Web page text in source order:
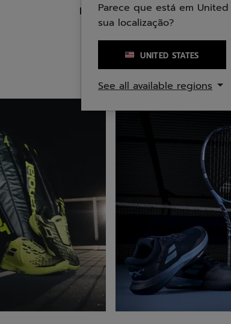
Então, está preparado para
Ajudamo-lo a encontrar a
TESTE A SUA
Parece que está em
sua localização?
UNITED STATES
See all available regions